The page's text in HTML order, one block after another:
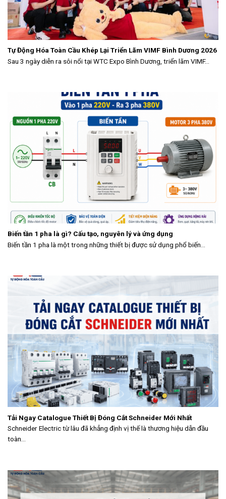
Tự Động Hóa Toàn Cầu Khép Lại Triển Lãm VIMF Bình Dương 2026
Sau 3 ngày diễn ra sôi nổi tại WTC Expo Bình Dương, triển lãm VIMF...
Biến tần 1 pha là gì? Cấu tạo, nguyên lý và ứng dụng
Biến tần 1 pha là một trong những thiết bị được sử dụng phổ biến...
Tải Ngay Catalogue Thiết Bị Đóng Cắt Schneider Mới Nhất
Schneider Electric từ lâu đã khẳng định vị thế là thương hiệu dẫn đầu
toàn...